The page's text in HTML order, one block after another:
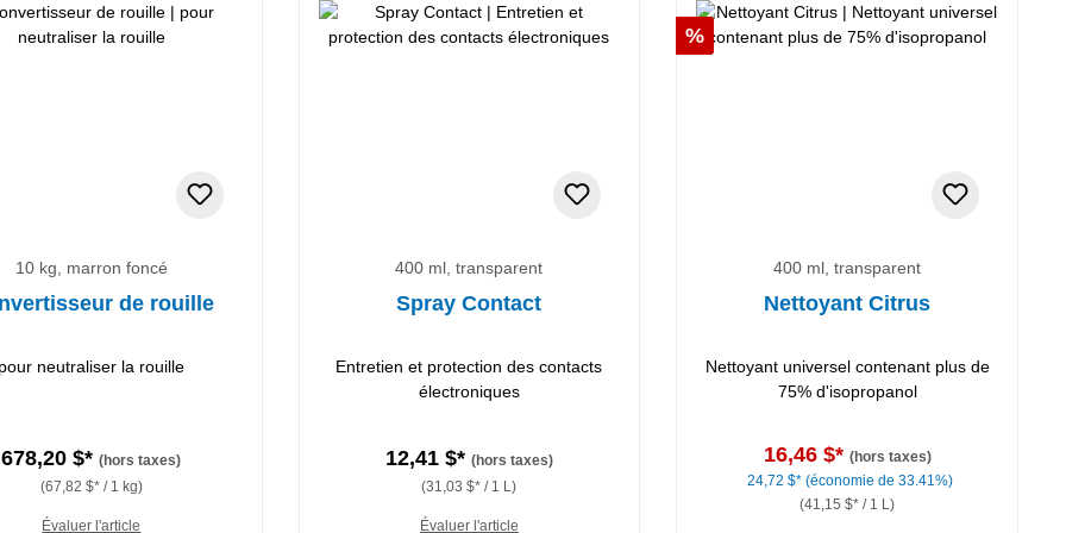
10 kg, marron foncé
de rouille
neutraliser la rouille
678,20 $*(hors taxes)
(67,82 $* / 1 kg)
Évaluer l'article
400 ml, transparent
Spray Contact
Entretien et protection des contacts
électroniques
12,41 $* (hors taxes)
(31,03 $* / 1 L)
Évaluer l'article
Réduction
%
400 ml, transparent
Nettoyant Citrus
Nettoyant universel contenant plus de
75% d'isopropanol
16,46 $* (hors taxes)
24,72 $* (économie de 33.41%)
(41,15 $* / 1 L)